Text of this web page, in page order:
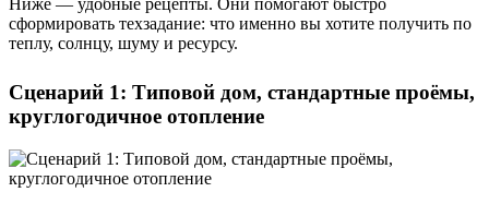
Ниже — удобные рецепты. Они помогают быстро
сформировать техзадание: что именно вы хотите получить по
теплу, солнцу, шуму и ресурсу.
Сценарий 1: Типовой дом, стандартные проёмы,
круглогодичное отопление